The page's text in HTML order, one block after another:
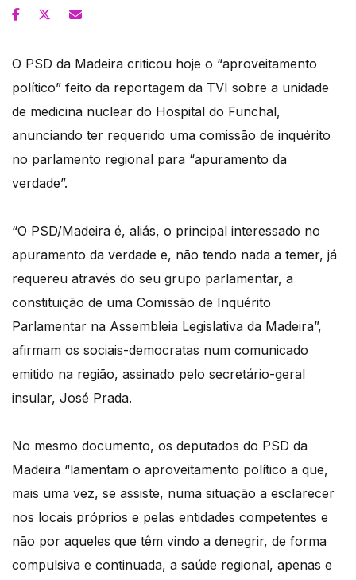
O PSD da Madeira criticou hoje o “aproveitamento
político” feito da reportagem da TVI sobre a unidade
de medicina nuclear do Hospital do Funchal,
anunciando ter requerido uma comissão de inquérito
no parlamento regional para “apuramento da
verdade”.
“O PSD/Madeira é, aliás, o principal interessado no
apuramento da verdade e, não tendo nada a temer, já
requereu através do seu grupo parlamentar, a
constituição de uma Comissão de Inquérito
Parlamentar na Assembleia Legislativa da Madeira”,
afirmam os sociais-democratas num comunicado
emitido na região, assinado pelo secretário-geral
insular, José Prada.
No mesmo documento, os deputados do PSD da
Madeira “lamentam o aproveitamento político a que,
mais uma vez, se assiste, numa situação a esclarecer
nos locais próprios e pelas entidades competentes e
não por aqueles que têm vindo a denegrir, de forma
compulsiva e continuada, a saúde regional, apenas e